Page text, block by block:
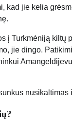
kad jie kelia
į Turkmėniją kiltų
jie dingo.